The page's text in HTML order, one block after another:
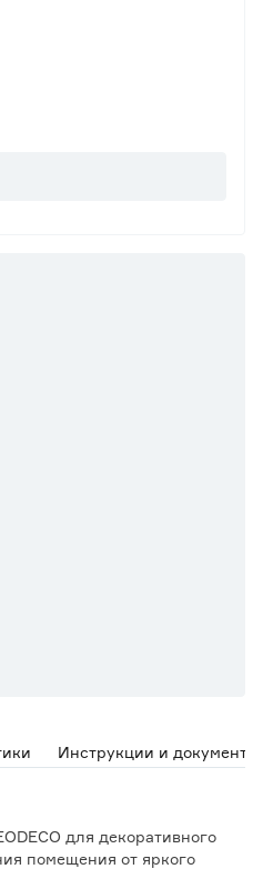
Инструкции и документы
для декоративного
помещения от яркого